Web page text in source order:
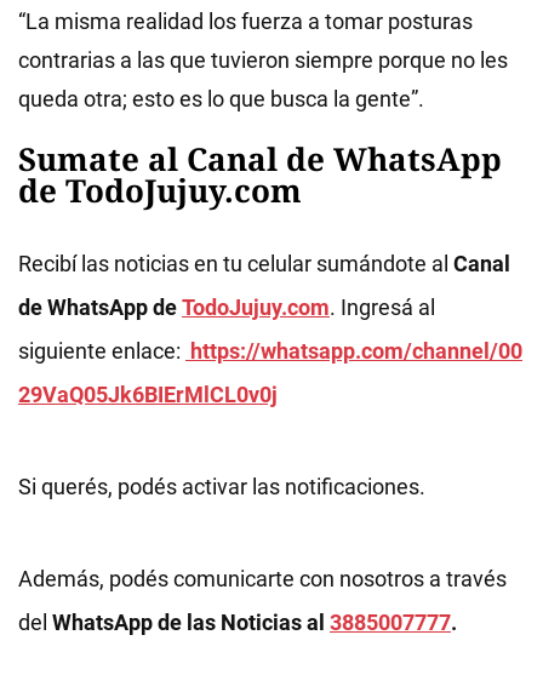
“La misma realidad los fuerza a tomar posturas
contrarias a las que tuvieron siempre porque no les
queda otra; esto es lo que busca la gente”.
Sumate al Canal de WhatsApp
de TodoJujuy.com
Recibí las noticias en tu celular sumándote al Canal
de WhatsApp deTodoJujuy.com. Ingresá al
siguiente enlace: https://whatsapp.com/channel/00
29VaQ05Jk6BIErMlCL0v0j
Si querés, podés activar las notificaciones.
Además, podés comunicarte con nosotros a través
del WhatsApp de las Noticias al 3885007777.